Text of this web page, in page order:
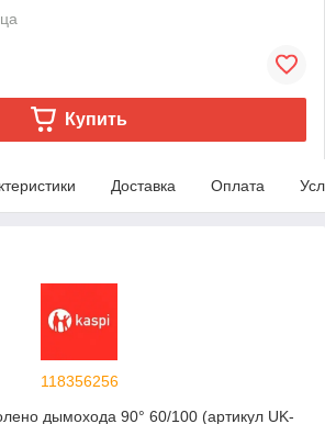
Купить
Доставка Оплата
118356256
дымохода 90° 60/100 (артикул UK-